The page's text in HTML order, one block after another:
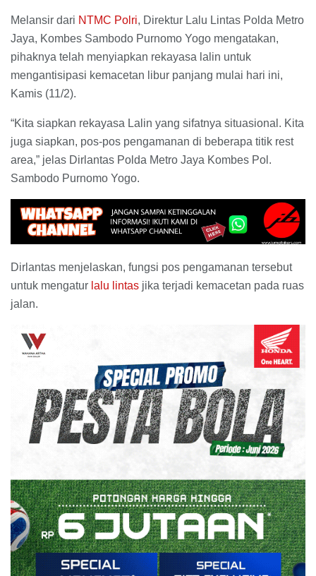
Melansir dari NTMC Polri, Direktur Lalu Lintas Polda Metro
Jaya, Kombes Sambodo Purnomo Yogo mengatakan,
pihaknya telah menyiapkan rekayasa lalin untuk
mengantisipasi kemacetan libur panjang mulai hari ini,
Kamis (11/2).
“Kita siapkan rekayasa Lalin yang sifatnya situasional. Kita
juga siapkan, pos-pos pengamanan di beberapa titik rest
area,” jelas Dirlantas Polda Metro Jaya Kombes Pol.
Sambodo Purnomo Yogo.
Dirlantas menjelaskan, fungsi pos pengamanan tersebut
untuk mengatur lalu lintas jika terjadi kemacetan pada ruas
jalan.